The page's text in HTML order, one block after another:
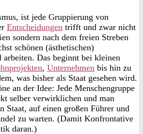
ist jede Gruppierung von
Entscheidungen trifft und zwar nicht
sondern nach dem freien Streben
schönen (ästhetischen)
arbeiten. Das beginnt bei kleinen
, Unternehmen bis hin zu
was bisher als Staat gesehen wird.
an der Idee: Jede Menschengruppe
selber verwirklichen und man
Staat, auf einen großen Führer und
zu warten. (Damit Konfrontative
daran.)